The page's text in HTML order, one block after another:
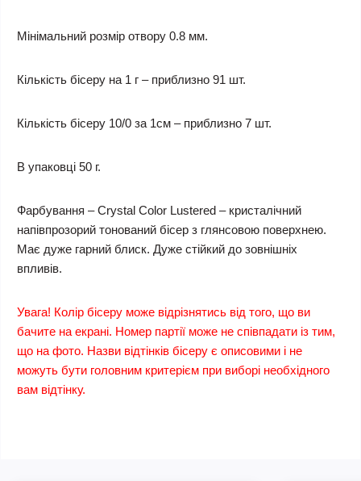
Мінімальний розмір отвору 0.8 мм.
Кількість бісеру на 1 г – приблизно 91 шт.
Кількість бісеру 10/0 за 1см – приблизно 7 шт.
В упаковці 50 г.
Фарбування – Crystal Color Lustered – кристалічний
напівпрозорий тонований бісер з глянсовою поверхнею.
Має дуже гарний блиск. Дуже стійкий до зовнішніх
впливів.
Увага! Колір бісеру може відрізнятись від того, що ви
бачите на екрані. Номер партії може не співпадати із тим,
що на фото. Назви відтінків бісеру є описовими і не
можуть бути головним критерієм при виборі необхідного
вам відтінку.